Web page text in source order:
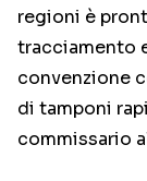
regioni è
tracciamento
convenzione
di tamponi
commissario